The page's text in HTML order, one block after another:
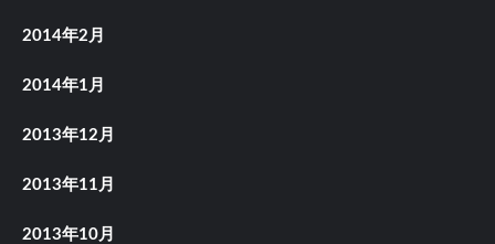
2014年2月
2014年1月
2013年12月
2013年11月
2013年10月